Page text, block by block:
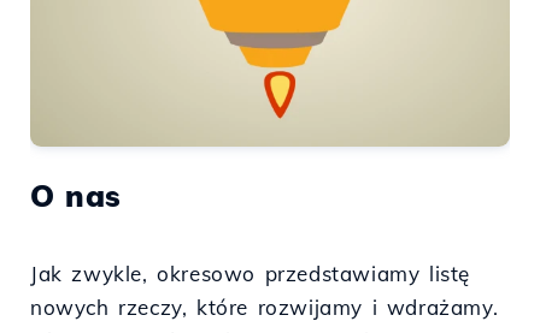
O nas
Jak zwykle, okresowo przedstawiamy listę
nowych rzeczy, które rozwijamy i wdrażamy.